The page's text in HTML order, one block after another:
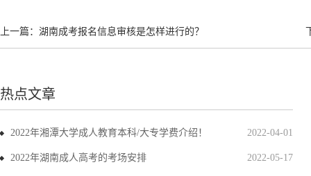
上一篇： 湖南成考报名信息审核是怎样进行的？
热点文章
2022-04-01
2022年湘潭大学成人教育本科/大专学费介绍！
2022-05-17
2022年湖南成人高考的考场安排